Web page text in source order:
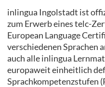
inlingua Ingolstadt ist
zum Erwerb eines telc-
European Language
verschiedenen Sprachen
auch alle inlingua
europaweit einheitlich
Sprachkompetenzstufen